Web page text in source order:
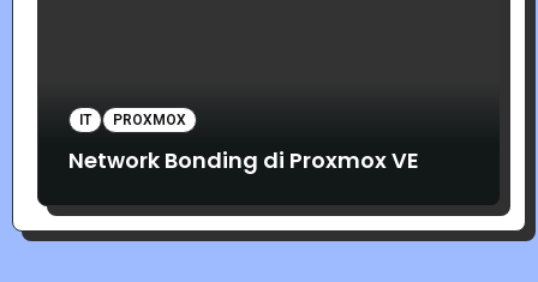
IT PROXMOX
Network Bonding di Proxmox VE